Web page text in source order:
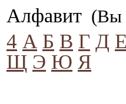
Алфавит (Вы
4 А Б В Г Д
Щ Э Ю Я